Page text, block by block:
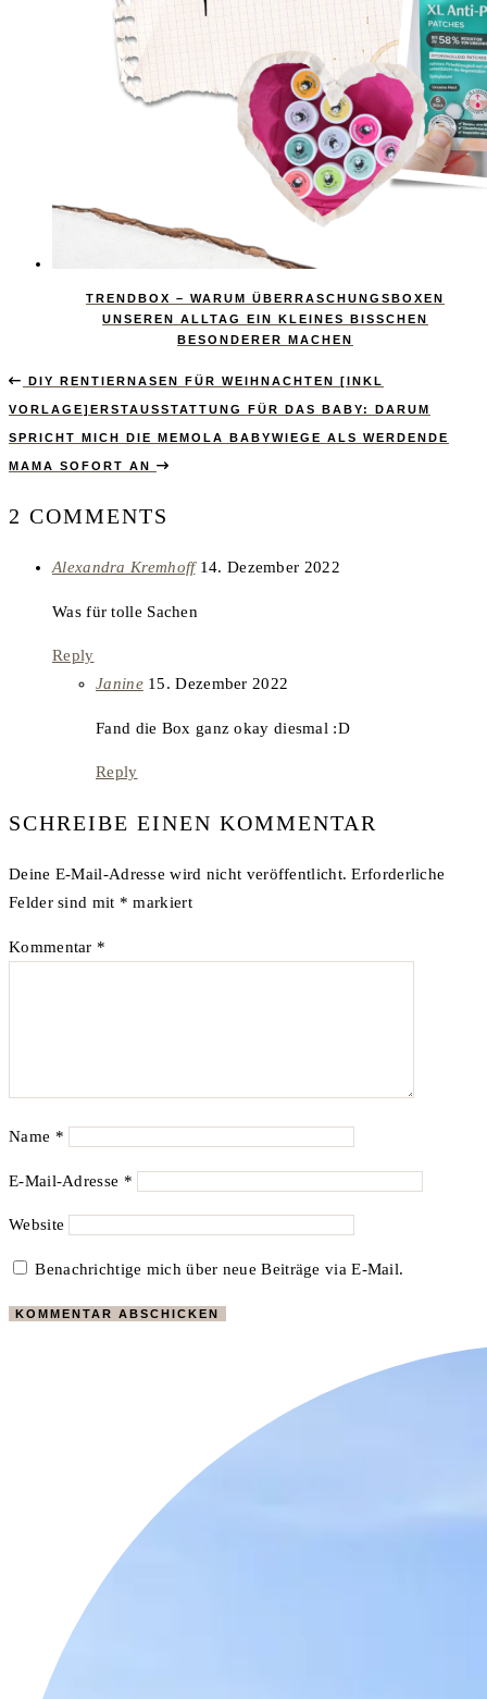
TRENDBOX – WARUM ÜBERRASCHUNGSBOXEN
UNSEREN ALLTAG EIN KLEINES BISSCHEN
BESONDERER MACHEN
DIY RENTIERNASEN FÜR WEIHNACHTEN [INKL
VORLAGE] ERSTAUSSTATTUNG FÜR DAS BABY: DARUM
SPRICHT MICH DIE MEMOLA BABYWIEGE ALS WERDENDE
MAMA SOFORT AN
2 COMMENTS
Alexandra Kremhoffsays:
14. Dezember 2022
Was für tolle Sachen
Reply
Janinesays:
15. Dezember 2022
Fand die Box ganz okay diesmal :D
Reply
SCHREIBE EINEN KOMMENTAR
Deine E-Mail-Adresse wird nicht veröffentlicht. Erforderliche
Felder sind mit * markiert
Kommentar *
Name *
E-Mail-Adresse *
Website
Benachrichtige mich über neue Beiträge via E-Mail.